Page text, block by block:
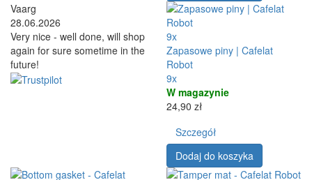
Vaarg
28.06.2026
Very nice - well done, will shop
again for sure sometime in the
future!
9x
Zapasowe piny | Cafelat
Robot
9x
W magazynie
24,90 zł
Szczegół
Dodaj do koszyka